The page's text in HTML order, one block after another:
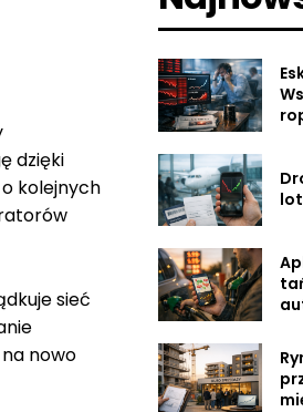
dzięki
kolejnych
sieć
nowo